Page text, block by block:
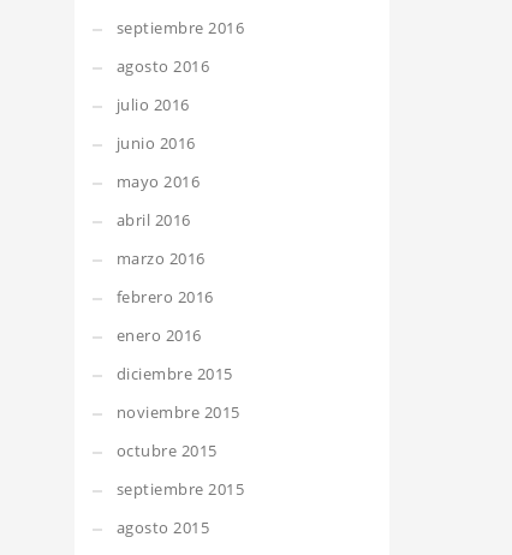
septiembre 2016
agosto 2016
julio 2016
junio 2016
mayo 2016
abril 2016
marzo 2016
febrero 2016
enero 2016
diciembre 2015
noviembre 2015
octubre 2015
septiembre 2015
agosto 2015